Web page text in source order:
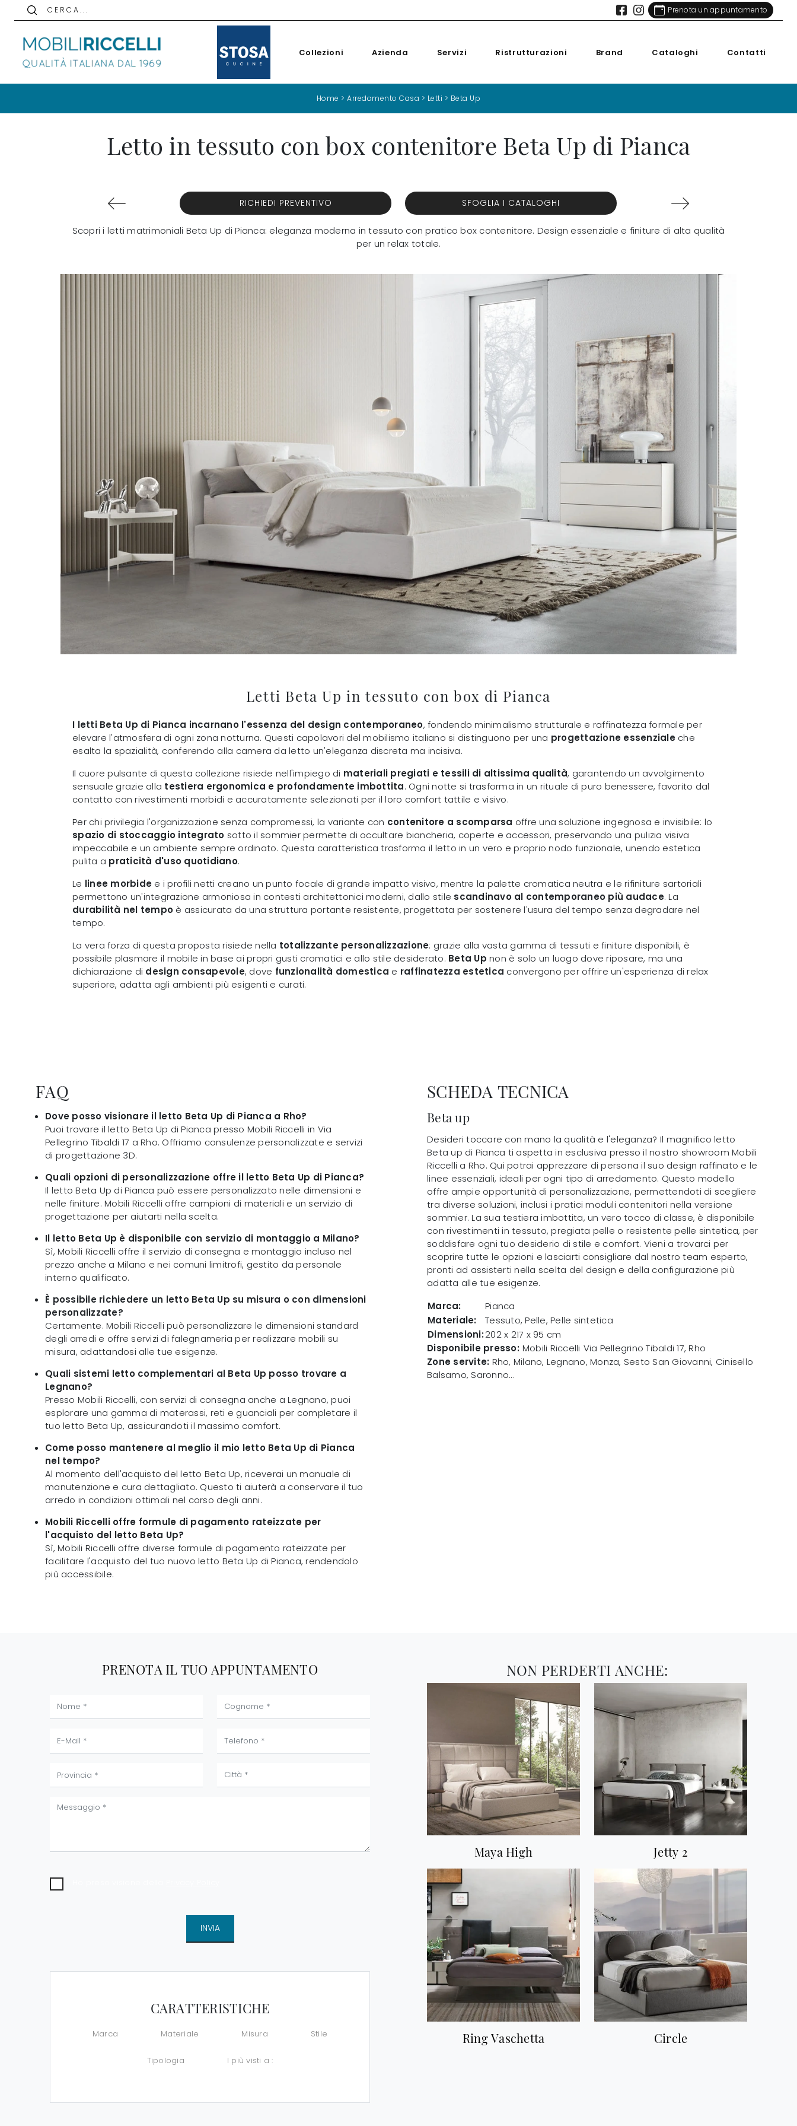
C E R C A . . . Prenota un appuntamento
Collezioni Azienda Servizi Ristrutturazioni Brand Cataloghi Contatti
Home >Arredamento Casa > Letti > Beta Up
Letto in tessuto con box contenitore Beta Up di Pianca
RICHIEDI PREVENTIVO SFOGLIA I CATALOGHI
Scopri i letti matrimoniali Beta Up di Pianca: eleganza moderna in tessuto con pratico box contenitore. Design essenziale e finiture di alta qualità
per un relax totale.
Letti Beta Up in tessuto con box di Pianca
I letti Beta Up di Pianca incarnano l'essenza del design contemporaneo, fondendo minimalismo strutturale e raffinatezza formale per
elevare l'atmosfera di ogni zona notturna. Questi capolavori del mobilismo italiano si distinguono per una progettazione essenzialeche
esalta la spazialità, conferendo alla camera da letto un'eleganza discreta ma incisiva.
Il cuore pulsante di questa collezione risiede nell'impiego di materiali pregiati e tessili di altissima qualità, garantendo un avvolgimento
sensuale grazie alla testiera ergonomica e profondamente imbottita. Ogni notte si trasforma in un rituale di puro benessere, favorito dal
contatto con rivestimenti morbidi e accuratamente selezionati per il loro comfort tattile e visivo.
Per chi privilegia l'organizzazione senza compromessi, la variante con contenitore a scomparsa offre una soluzione ingegnosa e invisibile: lo
spazio di stoccaggio integrato sotto il sommier permette di occultare biancheria, coperte e accessori, preservando una pulizia visiva
impeccabile e un ambiente sempre ordinato. Questa caratteristica trasforma il letto in un vero e proprio nodo funzionale, unendo estetica
pulita a praticità d'uso quotidiano.
Le linee morbide e i profili netti creano un punto focale di grande impatto visivo, mentre la palette cromatica neutra e le rifiniture sartoriali
permettono un'integrazione armoniosa in contesti architettonici moderni, dallo stile scandinavo al contemporaneo più audace. La
durabilità nel tempo è assicurata da una struttura portante resistente, progettata per sostenere l'usura del tempo senza degradare nel
tempo.
La vera forza di questa proposta risiede nella totalizzante personalizzazione: grazie alla vasta gamma di tessuti e finiture disponibili, è
possibile plasmare il mobile in base ai propri gusti cromatici e allo stile desiderato. Beta Up non è solo un luogo dove riposare, ma una
dichiarazione di design consapevole, dove funzionalità domestica e raffinatezza estetica convergono per offrire un'esperienza di relax
superiore, adatta agli ambienti più esigenti e curati.
FAQ
Dove posso visionare il letto Beta Up di Pianca a Rho?
Puoi trovare il letto Beta Up di Pianca presso Mobili Riccelli in Via
Pellegrino Tibaldi 17 a Rho. Offriamo consulenze personalizzate e servizi
di progettazione 3D.
Quali opzioni di personalizzazione offre il letto Beta Up di Pianca?
Il letto Beta Up di Pianca può essere personalizzato nelle dimensioni e
nelle finiture. Mobili Riccelli offre campioni di materiali e un servizio di
progettazione per aiutarti nella scelta.
Il letto Beta Up è disponibile con servizio di montaggio a Milano?
Sì, Mobili Riccelli offre il servizio di consegna e montaggio incluso nel
prezzo anche a Milano e nei comuni limitrofi, gestito da personale
interno qualificato.
È possibile richiedere un letto Beta Up su misura o con dimensioni
personalizzate?
Certamente. Mobili Riccelli può personalizzare le dimensioni standard
degli arredi e offre servizi di falegnameria per realizzare mobili su
misura, adattandosi alle tue esigenze.
Quali sistemi letto complementari al Beta Up posso trovare a
Legnano?
Presso Mobili Riccelli, con servizi di consegna anche a Legnano, puoi
esplorare una gamma di materassi, reti e guanciali per completare il
tuo letto Beta Up, assicurandoti il massimo comfort.
Come posso mantenere al meglio il mio letto Beta Up di Pianca
nel tempo?
Al momento dell'acquisto del letto Beta Up, riceverai un manuale di
manutenzione e cura dettagliato. Questo ti aiuterà a conservare il tuo
arredo in condizioni ottimali nel corso degli anni.
Mobili Riccelli offre formule di pagamento rateizzate per
l'acquisto del letto Beta Up?
Sì, Mobili Riccelli offre diverse formule di pagamento rateizzate per
facilitare l'acquisto del tuo nuovo letto Beta Up di Pianca, rendendolo
più accessibile.
SCHEDA TECNICA
Beta up
Desideri toccare con mano la qualità e l'eleganza? Il magnifico letto
Beta up di Pianca ti aspetta in esclusiva presso il nostro showroom Mobili
Riccelli a Rho. Qui potrai apprezzare di persona il suo design raffinato e le
linee essenziali, ideali per ogni tipo di arredamento. Questo modello
offre ampie opportunità di personalizzazione, permettendoti di scegliere
tra diverse soluzioni, inclusi i pratici moduli contenitori nella versione
sommier. La sua testiera imbottita, un vero tocco di classe, è disponibile
con rivestimenti in tessuto, pregiata pelle o resistente pelle sintetica, per
soddisfare ogni tuo desiderio di stile e comfort. Vieni a trovarci per
scoprire tutte le opzioni e lasciarti consigliare dal nostro team esperto,
pronti ad assisterti nella scelta del design e della configurazione più
adatta alle tue esigenze.
Marca:
Pianca
Materiale:
Tessuto, Pelle, Pelle sintetica
Dimensioni:202 x 217 x 95 cm
Disponibile presso: Mobili Riccelli Via Pellegrino Tibaldi 17,Rho
Zone servite: Rho, Milano, Legnano, Monza, Sesto San Giovanni, Cinisello
Balsamo, Saronno...
PRENOTA IL TUO APPUNTAMENTO
INVIA
CARATTERISTICHE
Marca Materiale Misura Stile
Tipologia I più visti a :
NON PERDERTI ANCHE:
Maya High Jetty 2
Ring Vaschetta Circle